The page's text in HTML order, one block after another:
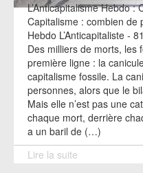
L’Anticapitalisme Hebdo
Capitalisme : combien de
Hebdo L’Anticapitaliste -
Des milliers de morts, les
première ligne : la
capitalisme fossile. La
personnes, alors que le
Mais elle n’est pas une
chaque mort, derrière
a un baril de (…)
Lire la suite